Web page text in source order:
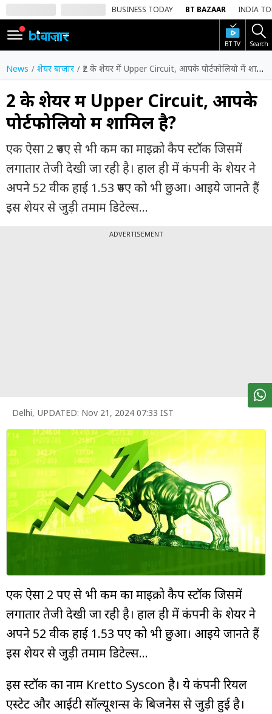
BUSINESS TODAY BT BAZAAR INDIA
BT TV Search
SIGN
IN
Dark
Mode
होम
शेयर
बाज़ार
वीडियो
ट्रेंडिंग
शेयर
बाज़ार
बिजनेस
न्यूज
वीडियो
News शेयर बाज़ार ₹2 के शेयर में Upper Circuit, आपके पोर्टफोलियो में शामिल है?
₹2 के शेयर में Upper Circuit, आपके
पोर्टफोलियो में शामिल है?
एक ऐसा 2 रुपए से भी कम का माइक्रो कैप स्टॉक जिसमें
लगातार तेजी देखी जा रही है। हाल ही में कंपनी के शेयर ने
अपने 52 वीक हाई 1.53 रुपए को भी छुआ। आइये जानते हैं
इस शेयर से जुड़ी तमाम डिटेल्स...
ADVERTISEMENT
Delhi, UPDATED: Nov 21, 2024 07:33 IST
एक ऐसा 2 रुपए से भी कम का माइक्रो कैप स्टॉक जिसमें
लगातार तेजी देखी जा रही है। हाल ही में कंपनी के शेयर ने
अपने 52 वीक हाई 1.53 रुपए को भी छुआ। आइये जानते हैं
इस शेयर से जुड़ी तमाम डिटेल्स...
इस स्टॉक का नाम Kretto Syscon है। ये कंपनी रियल
एस्टेट और आईटी सॉल्यूशन्स के बिजनेस से जुड़ी हुई है।